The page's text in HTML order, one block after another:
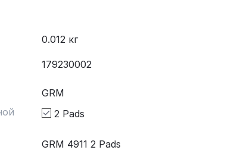
0.012 кг
179230002
GRM
2 Pads
GRM 4911 2 Pads